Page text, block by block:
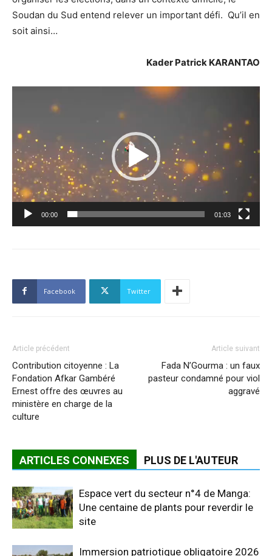
Soudan du Sud entend relever un important défi. Qu’il en
soit ainsi…
Kader Patrick KARANTAO
Lecteur
00:00 01:03
Facebook Twitter
Article précédent
Contribution citoyenne : La
Fondation Afkar Gambéré
Ernest offre des œuvres au
ministère en charge de la
culture
Article suivant
Fada N’Gourma : un faux
pasteur condamné pour viol
aggravé
ARTICLES CONNEXES PLUS DE L'AUTEUR
Espace vert du secteur n°4 de Manga:
Une centaine de plants pour reverdir le
site
Immersion patriotique obligatoire 2026